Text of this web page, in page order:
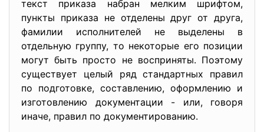
текст приказа набран мелким шрифтом,
пункты приказа не отделены друг от друга,
фамилии исполнителей не выделены в
отдельную группу, то некоторые его позиции
могут быть просто не восприняты. Поэтому
существует целый ряд стандартных правил
по подготовке, составлению, оформлению и
изготовлению документации - или, говоря
иначе, правил по документированию.